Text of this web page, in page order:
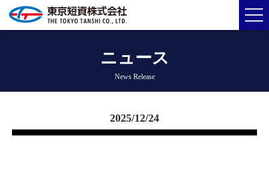
ニュース
News Release
2025/12/24